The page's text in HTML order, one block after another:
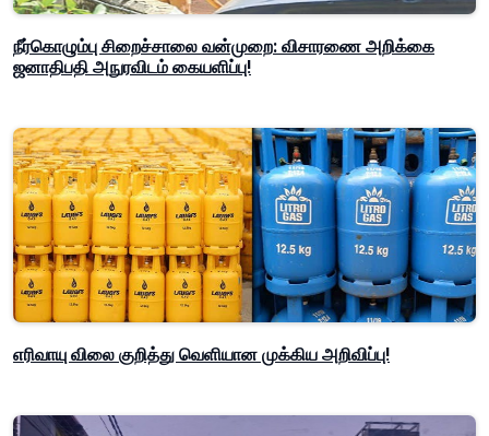
நீர்கொழும்பு சிறைச்சாலை வன்முறை: விசாரணை அறிக்கை
ஜனாதிபதி அநுரவிடம் கையளிப்பு!
எரிவாயு விலை குறித்து வெளியான முக்கிய அறிவிப்பு!